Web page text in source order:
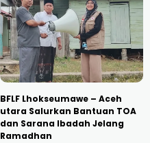
BFLF Lhokseumawe – Aceh
utara Salurkan Bantuan TOA
dan Sarana Ibadah Jelang
Ramadhan